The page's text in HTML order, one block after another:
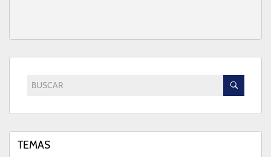
BUSCAR
TEMAS